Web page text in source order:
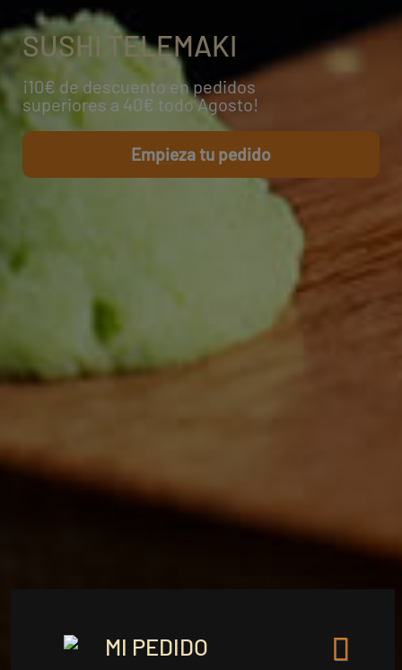
SUSHI TELEMAKI
¡10€ de descuento en pedidos
superiores a 40€ todo Agosto!
Empieza tu pedido
MI PEDIDO